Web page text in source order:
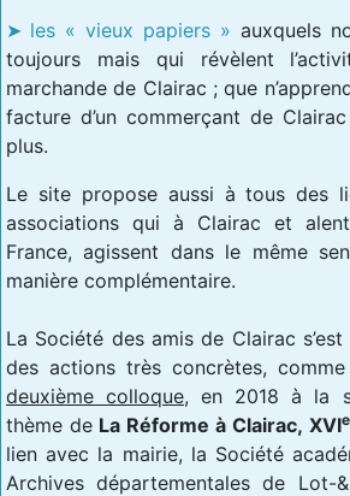
les « vieux papiers » auxquels
toujours mais qui révèlent
marchande de Clairac ; que
facture d’un commerçant de
plus.
Le site propose aussi à tous des
associations qui à Clairac et
France, agissent dans le même
manière complémentaire.
La Société des amis de Clairac
des actions très concrètes, comme
deuxième colloque, en 2018 à la
thème de La Réforme à Clairac, XVIe
lien avec la mairie, la Société
Archives départementales de Lot-